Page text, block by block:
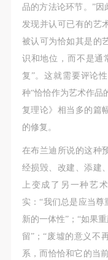
品的方法论环节。”
发现并认可已有的艺
被认可为恰如其是的
识和地位，而不是通
复”。这就需要评论
种“恰恰作为艺术作品
复理论》相当多的篇
的修复。
在布兰迪所说的这种
经损毁、改建、添建
上变成了另一种艺
实：“我们总是应当
新的一体性”；“如果
留”；“废墟的意义不
系，而恰恰和它的当